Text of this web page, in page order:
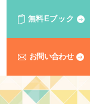
無料Eブック
お問い合わせ